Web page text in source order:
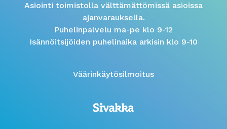
Asiointi toimistolla välttämättömissä asioissa
ajanvarauksella.
Puhelinpalvelu ma-pe klo 9-12
Isännöitsijöiden puhelinaika arkisin klo 9-10
Väärinkäytösilmoitus